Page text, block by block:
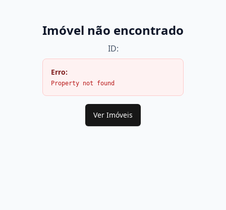
Imóvel não encontrado
ID:
Erro:
Property not found
Ver Imóveis